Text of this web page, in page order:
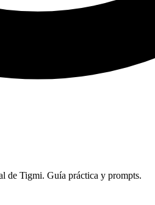
de Tigmi. Guía práctica y prompts.